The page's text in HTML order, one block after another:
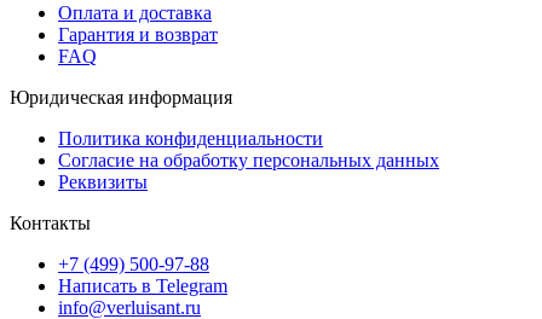
Оплата и доставка
Гарантия и возврат
FAQ
Юридическая информация
Политика конфиденциальности
Согласие на обработку персональных данных
Реквизиты
Контакты
+7 (499) 500-97-88
Написать в Telegram
info@verluisant.ru